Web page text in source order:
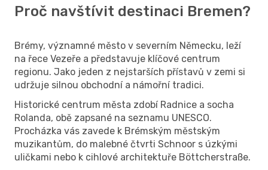
Proč navštívit destinaci Bremen?
Brémy, významné město v severním Německu, leží
na řece Vezeře a představuje klíčové centrum
regionu. Jako jeden z nejstarších přístavů v zemi si
udržuje silnou obchodní a námořní tradici.
Historické centrum města zdobí Radnice a socha
Rolanda, obě zapsané na seznamu UNESCO.
Procházka vás zavede k Brémským městským
muzikantům, do malebné čtvrti Schnoor s úzkými
uličkami nebo k cihlové architektuře Böttcherstraße.